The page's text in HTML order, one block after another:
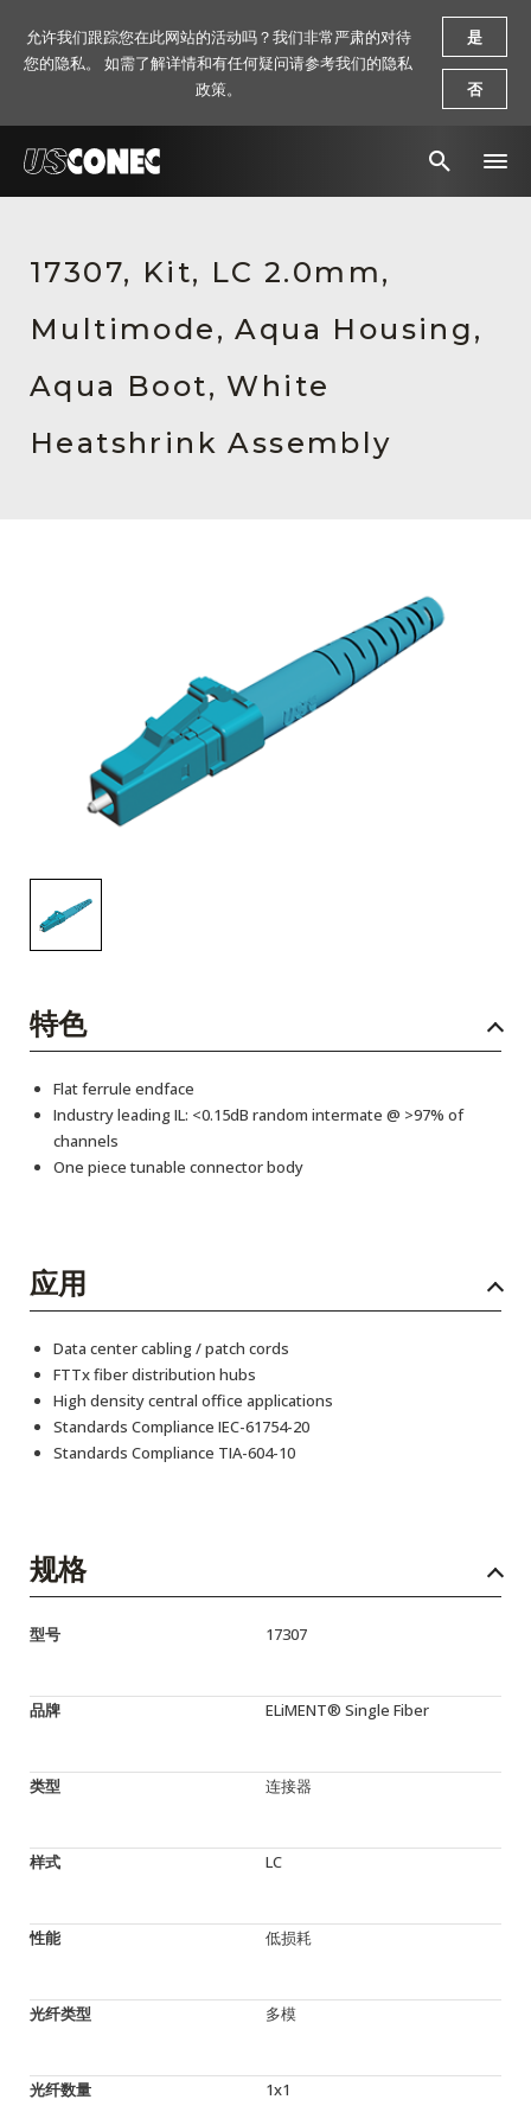
解决方案
产品
资源
关于我们
活动信息
17307, Kit, LC 2.0mm,
Multimode, Aqua Housing,
Aqua Boot, White
Heatshrink Assembly
特色
Flat ferrule endface
Industry leading IL: <0.15dB random intermate @ >97% of
channels
One piece tunable connector body
应用
Data center cabling / patch cords
FTTx fiber distribution hubs
High density central office applications
Standards Compliance IEC-61754-20
Standards Compliance TIA-604-10
规格
型号 17307
品牌 ELiMENT® Single Fiber
类型 连接器
样式 LC
性能 低损耗
光纤类型 多模
光纤数量 1x1
允许我们跟踪您在此网站的活动吗？我们非常严肃的对待
您的隐私。 如需了解详情和有任何疑问请参考我们的隐私
政策。
是
否